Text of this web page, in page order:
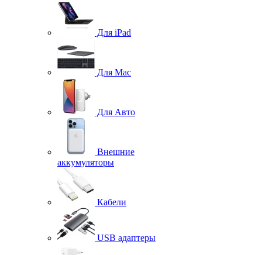
Для iPad
Для Mac
Для Авто
Внешние
аккумуляторы
Кабели
USB адаптеры